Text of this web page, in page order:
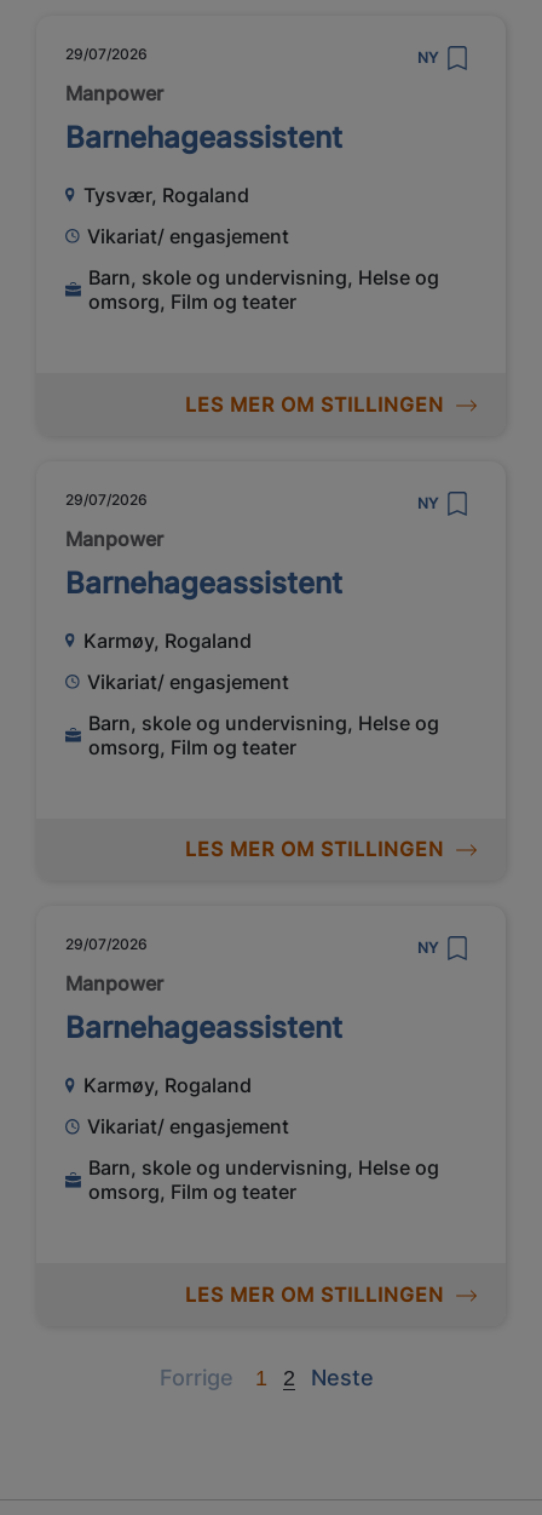
29/07/2026 NY
Manpower
Barnehageassistent
Tysvær, Rogaland
Vikariat/ engasjement
Barn, skole og undervisning, Helse og
omsorg, Film og teater
LES MER OM STILLINGEN
29/07/2026 NY
Manpower
Barnehageassistent
Karmøy, Rogaland
Vikariat/ engasjement
Barn, skole og undervisning, Helse og
omsorg, Film og teater
LES MER OM STILLINGEN
29/07/2026 NY
Manpower
Barnehageassistent
Karmøy, Rogaland
Vikariat/ engasjement
Barn, skole og undervisning, Helse og
omsorg, Film og teater
LES MER OM STILLINGEN
Forrige Previous
1 2 Neste
Next